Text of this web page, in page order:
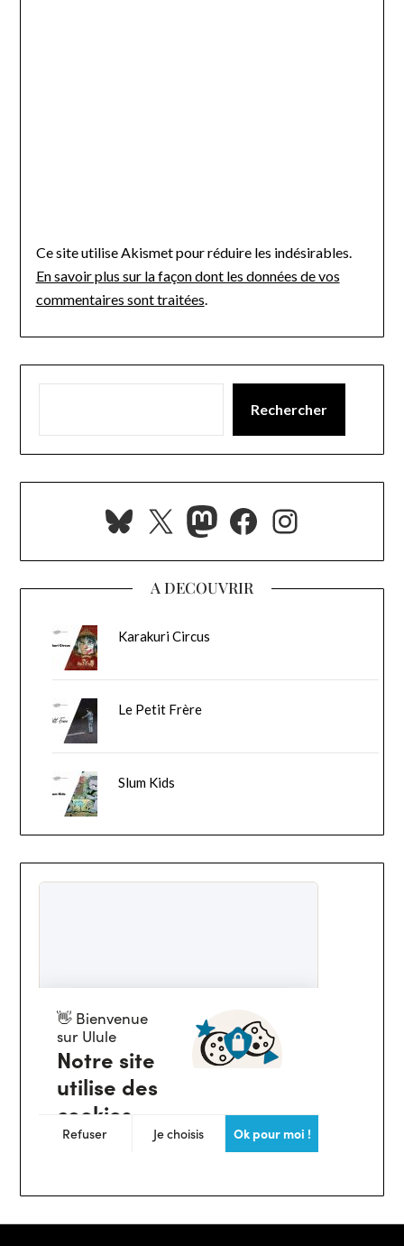
Ce site utilise Akismet pour réduire les indésirables.
En savoir plus sur la façon dont les données de vos
commentaires sont traitées
Rechercher
Bluesky
X Mastodon
Facebook
A DECOUVRIR
Karakuri Circus
Le Petit Frère
Slum Kids